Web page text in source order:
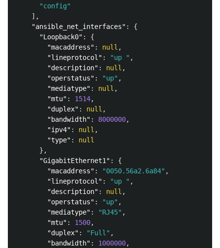
"config"
],
"ansible_net_interfaces" :
{
"Loopback0" :
{
"macaddress" : null ,
"lineprotocol" : "up " ,
"description" : null ,
"operstatus" : "up" ,
"mediatype" : null ,
"mtu" : 1514,
"duplex" : null ,
"bandwidth" : 8000000,
"ipv4" : null ,
"type" :
null
},
"GigabitEthernet1" :
{
"macaddress" : "0050.56a2.6a84" ,
"lineprotocol" : "up " ,
"description" : null ,
"operstatus" : "up" ,
"mediatype" : "RJ45" ,
"mtu" : 1500,
"duplex" : "Full" ,
"bandwidth" : 1000000,